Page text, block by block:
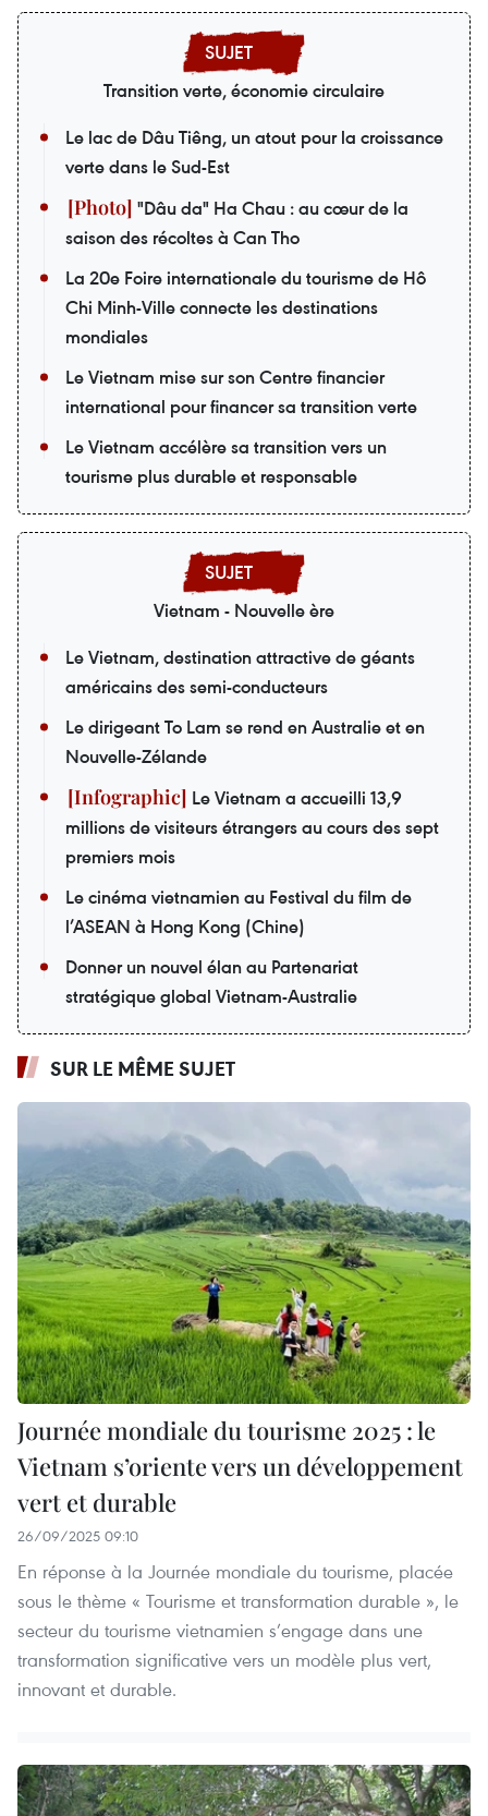
Transition verte, économie circulaire
Le lac de Dâu Tiêng, un atout pour la croissance
verte dans le Sud-Est
"Dâu da" Ha Chau : au cœur de la
saison des récoltes à Can Tho
La 20e Foire internationale du tourisme de Hô
Chi Minh-Ville connecte les destinations
mondiales
Le Vietnam mise sur son Centre financier
international pour financer sa transition verte
Le Vietnam accélère sa transition vers un
tourisme plus durable et responsable
Vietnam - Nouvelle ère
Le Vietnam, destination attractive de géants
américains des semi-conducteurs
Le dirigeant To Lam se rend en Australie et en
Nouvelle-Zélande
Le Vietnam a accueilli 13,9
millions de visiteurs étrangers au cours des sept
premiers mois
Le cinéma vietnamien au Festival du film de
l’ASEAN à Hong Kong (Chine)
Donner un nouvel élan au Partenariat
stratégique global Vietnam-Australie
SUR LE MÊME SUJET
Journée mondiale du tourisme 2025 : le
Vietnam s’oriente vers un développement
vert et durable
26/09/2025 09:10
En réponse à la Journée mondiale du tourisme, placée
sous le thème « Tourisme et transformation durable », le
secteur du tourisme vietnamien s’engage dans une
transformation significative vers un modèle plus vert,
innovant et durable.